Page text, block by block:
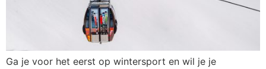
Ga je voor het eerst op wintersport en wil je je